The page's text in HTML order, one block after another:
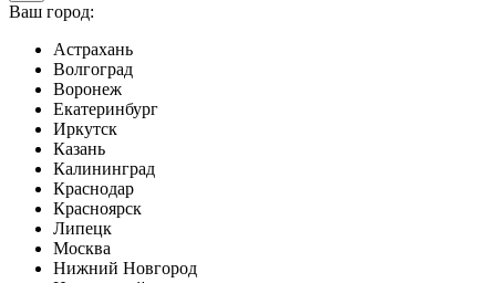
Ваш город:
Астрахань
Волгоград
Воронеж
Екатеринбург
Иркутск
Казань
Калининград
Краснодар
Красноярск
Липецк
Москва
Нижний Новгород